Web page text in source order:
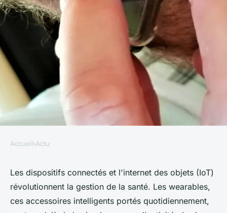
Dispositifs connectés et IoT en
santé : l'importance des
wearables
Accueil›Actu
Les dispositifs connectés et l'internet des objets (IoT)
révolutionnent la gestion de la santé. Les wearables,
ces accessoires intelligents portés quotidiennement,